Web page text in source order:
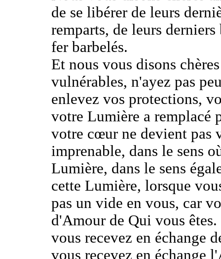
de se libérer de leurs
remparts, de leurs
fer barbelés.
Et nous vous disons
vulnérables, n'ayez pas
enlevez vos protections,
votre Lumière a remplacé
votre cœur ne devient pas
imprenable, dans le sens
Lumière, dans le sens
cette Lumière, lorsque
pas un vide en vous, car
d'Amour de Qui vous
vous recevez en échange
vous recevez en échange